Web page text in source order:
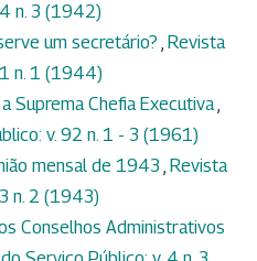
n. 3 (1942)
um secretário? , Revista
n. 1 (1944)
Suprema Chefia Executiva,
v. 92 n. 1 - 3 (1961)
mensal de 1943 , Revista
n. 2 (1943)
Conselhos Administrativos